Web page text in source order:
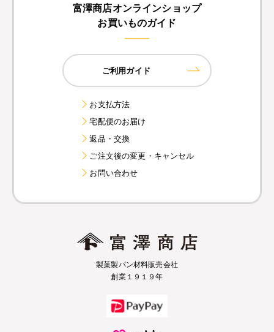
富澤商店オンラインショップ
お買いものガイド
ご利用ガイド
お支払方法
宅配便のお届け
返品・交換
ご注文後の変更・キャンセル
お問い合わせ
製菓製パン材料販売会社
創業１９１９年